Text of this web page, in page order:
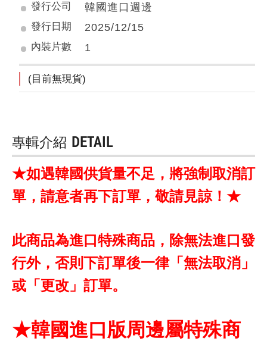
發行公司
韓國進口週邊
發行日期 2025/12/15
內裝片數 1
(目前無現貨)
專輯介紹 DETAIL
★如遇韓國供貨量不足，將強制取消訂
單，請意者再下訂單，敬請見諒！★
此商品為進口特殊商品，除無法進口發
行外，否則下訂單後一律「無法取消」
或「更改」訂單。
★韓國進口版周邊屬特殊商